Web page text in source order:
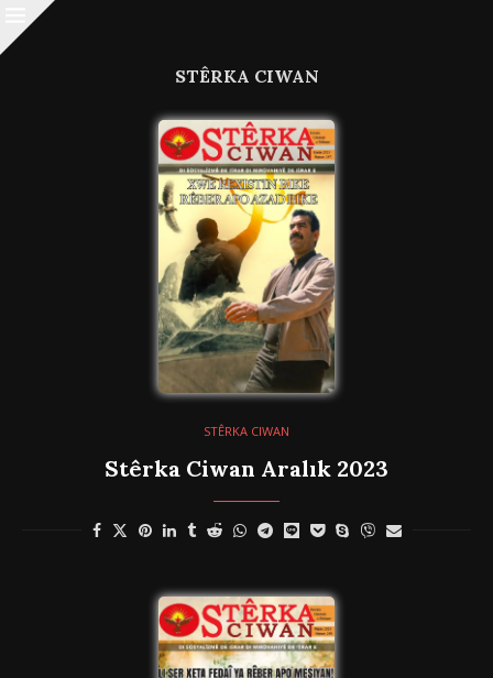
STÊRKA CIWAN
STÊRKA CIWAN
Stêrka Ciwan Aralık 2023